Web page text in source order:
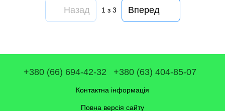
Назад 1 з 3 Вперед
+380 (66) 694-42-32 +380 (63) 404-85-07
Контактна інформація
Повна версія сайту